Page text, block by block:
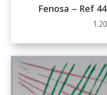
Fenosa – Ref